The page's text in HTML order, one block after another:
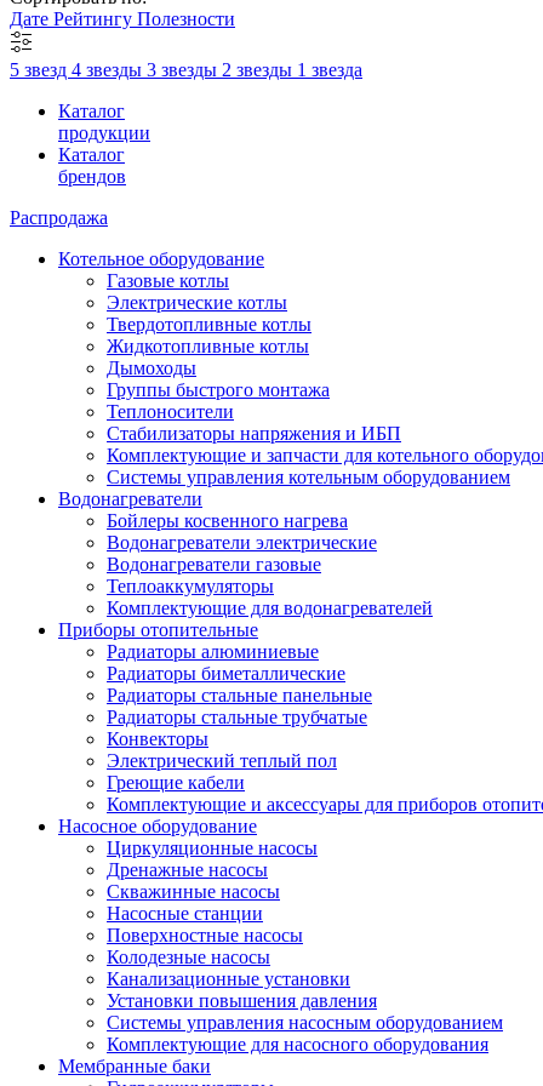
Дате Рейтингу Полезности
5 звезд 4 звезды 3 звезды 2 звезды 1 звезда
Каталог
продукции
Каталог
брендов
Распродажа
Котельное оборудование
Газовые котлы
Электрические котлы
Твердотопливные котлы
Жидкотопливные котлы
Дымоходы
Группы быстрого монтажа
Теплоносители
Стабилизаторы напряжения и ИБП
Комплектующие и запчасти для котельного
Системы управления котельным оборудованием
Водонагреватели
Бойлеры косвенного нагрева
Водонагреватели электрические
Водонагреватели газовые
Теплоаккумуляторы
Комплектующие для водонагревателей
Приборы отопительные
Радиаторы алюминиевые
Радиаторы биметаллические
Радиаторы стальные панельные
Радиаторы стальные трубчатые
Конвекторы
Электрический теплый пол
Греющие кабели
Комплектующие и аксессуары для приборов
Насосное оборудование
Циркуляционные насосы
Дренажные насосы
Скважинные насосы
Насосные станции
Поверхностные насосы
Колодезные насосы
Канализационные установки
Установки повышения давления
Системы управления насосным оборудованием
Комплектующие для насосного оборудования
Мембранные баки